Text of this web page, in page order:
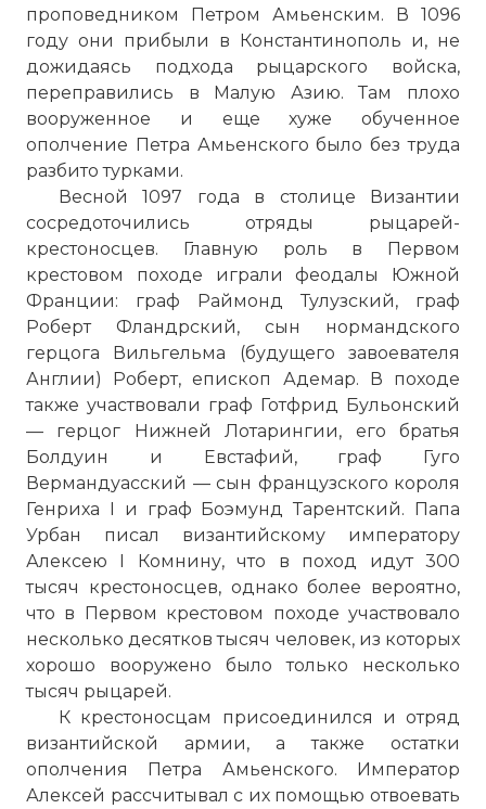
проповедником Петром Амьенским. В 1096
году они прибыли в Константинополь и, не
дожидаясь подхода рыцарского войска,
переправились в Малую Азию. Там плохо
вооруженное и еще хуже обученное
ополчение Петра Амьенского было без труда
разбито турками.
Весной 1097 года в столице Византии
сосредоточились отряды рыцарей-
крестоносцев. Главную роль в Первом
крестовом походе играли феодалы Южной
Франции: граф Раймонд Тулузский, граф
Роберт Фландрский, сын нормандского
герцога Вильгельма (будущего завоевателя
Англии) Роберт, епископ Адемар. В походе
также участвовали граф Готфрид Бульонский
— герцог Нижней Лотарингии, его братья
Болдуин и Евстафий, граф Гуго
Вермандуасский — сын французского короля
Генриха I и граф Боэмунд Тарентский. Папа
Урбан писал византийскому императору
Алексею I Комнину, что в поход идут 300
тысяч крестоносцев, однако более вероятно,
что в Первом крестовом походе участвовало
несколько десятков тысяч человек, из которых
хорошо вооружено было только несколько
тысяч рыцарей.
К крестоносцам присоединился и отряд
византийской армии, а также остатки
ополчения Петра Амьенского. Император
Алексей рассчитывал с их помощью отвоевать